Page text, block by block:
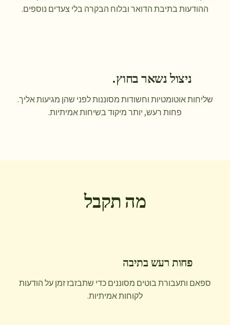
ההודעות בתיבת הדואר ובלוח הבקרה בלי צעדים נוספים.
ניצול נשאר בחוץ.
שליחות אוטומטיות וחשודות מסוננות לפני שהן מגיעות אליך.
פחות רעש, יותר מיקוד בשיחות אמיתיות.
מה תקבל
פחות רעש בתיבה
ספאם ותעבורת בוטים מסוננים כדי שתבזבז זמן על הודעות
לקוחות אמיתיות.